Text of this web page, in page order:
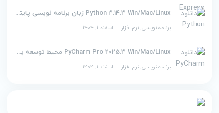
Python 3.14.3 Win/Mac/Linux زبان برنامه نویسی پایتون
برنامه نویسی, نرم افزار اسفند ۱, ۱۴۰۴
PyCharm Pro 2025.3 Win/Mac/Linux محیط توسعه یکپارچه برای پایتون
برنامه نویسی, نرم افزار اسفند ۱, ۱۴۰۴